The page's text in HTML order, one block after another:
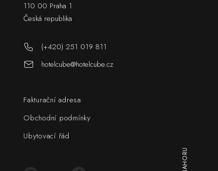
110 00 Praha 1
Česká republika
(+420) 251 019 811
hotelcube@hotelcube.cz
Fakturační adresa
Obchodní podmínky
Ubytovací řád
NAHORU